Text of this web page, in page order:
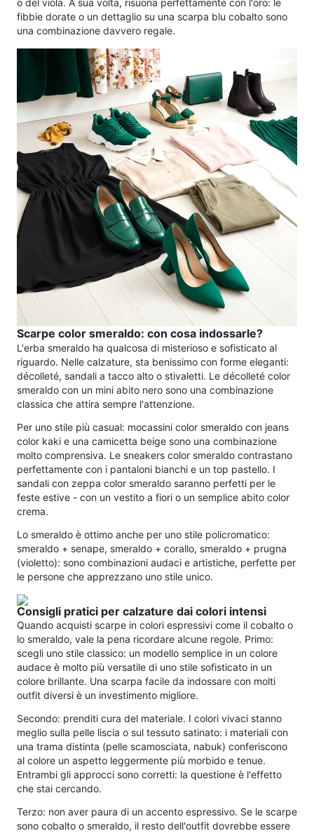
o del viola. A sua volta, risuona perfettamente con l'oro: le
fibbie dorate o un dettaglio su una scarpa blu cobalto sono
una combinazione davvero regale.
Scarpe color smeraldo: con cosa indossarle?
L'erba smeraldo ha qualcosa di misterioso e sofisticato al
riguardo. Nelle calzature, sta benissimo con forme eleganti:
décolleté, sandali a tacco alto o stivaletti. Le décolleté color
smeraldo con un mini abito nero sono una combinazione
classica che attira sempre l'attenzione.
Per uno stile più casual: mocassini color smeraldo con jeans
color kaki e una camicetta beige sono una combinazione
molto comprensiva. Le sneakers color smeraldo contrastano
perfettamente con i pantaloni bianchi e un top pastello. I
sandali con zeppa color smeraldo saranno perfetti per le
feste estive - con un vestito a fiori o un semplice abito color
crema.
Lo smeraldo è ottimo anche per uno stile policromatico:
smeraldo + senape, smeraldo + corallo, smeraldo + prugna
(violetto): sono combinazioni audaci e artistiche, perfette per
le persone che apprezzano uno stile unico.
Consigli pratici per calzature dai colori intensi
Quando acquisti scarpe in colori espressivi come il cobalto o
lo smeraldo, vale la pena ricordare alcune regole. Primo:
scegli uno stile classico: un modello semplice in un colore
audace è molto più versatile di uno stile sofisticato in un
colore brillante. Una scarpa facile da indossare con molti
outfit diversi è un investimento migliore.
Secondo: prenditi cura del materiale. I colori vivaci stanno
meglio sulla pelle liscia o sul tessuto satinato: i materiali con
una trama distinta (pelle scamosciata, nabuk) conferiscono
al colore un aspetto leggermente più morbido e tenue.
Entrambi gli approcci sono corretti: la questione è l'effetto
che stai cercando.
Terzo: non aver paura di un accento espressivo. Se le scarpe
sono cobalto o smeraldo, il resto dell'outfit dovrebbe essere